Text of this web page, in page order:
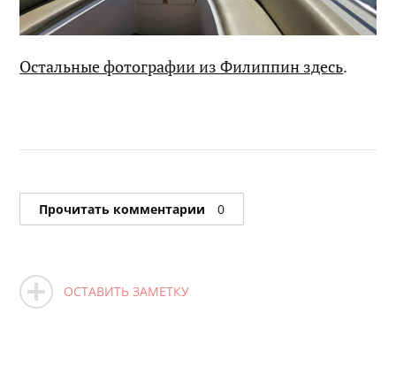
Остальные фотографии из Филиппин здесь.
Прочитать комментарии 0
ОСТАВИТЬ ЗАМЕТКУ